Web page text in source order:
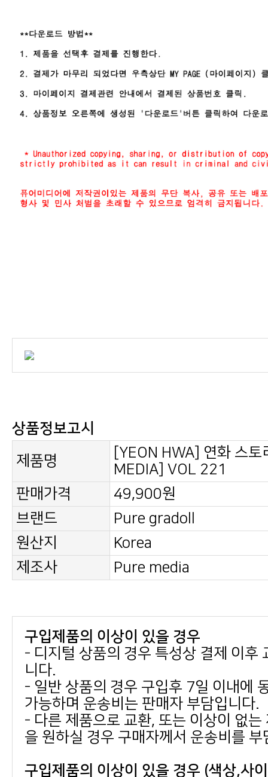
상품정보고시
제품명
MEDIA] VOL 221
판매가격
49,900원
브랜드
Pure gradoll
원산지
Korea
제조사
Pure media
구입제품의 이상이 있을 경우
니다.
가능하며 운송비는 판매자 부담입니다.
을 원하실 경우 구매자께서 운송비를 부
구입제품의 이상이 있을 경우 (색상,사